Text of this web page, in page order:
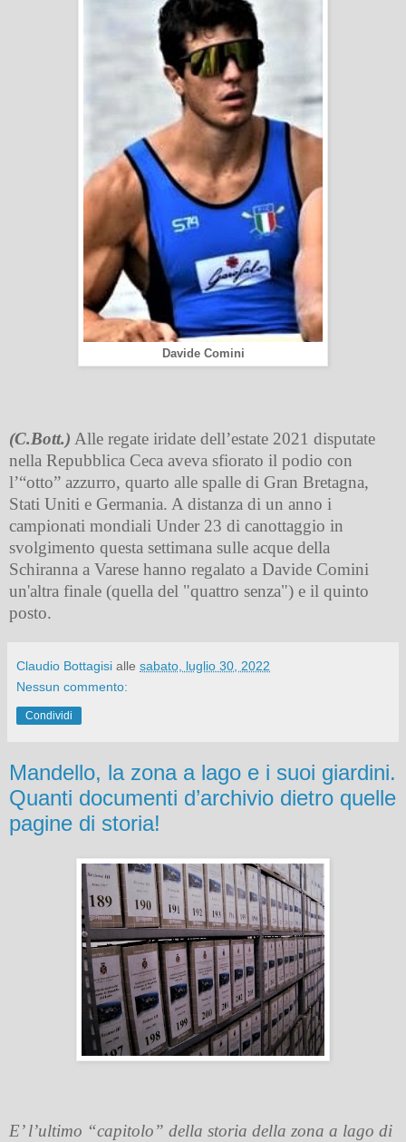
Davide Comini
(C.Bott.) Alle regate iridate dell’estate 2021 disputate
nella Repubblica Ceca aveva sfiorato il podio con
l’“otto” azzurro, quarto alle spalle di Gran Bretagna,
Stati Uniti e Germania. A distanza di un anno i
campionati mondiali Under 23 di canottaggio in
svolgimento questa settimana sulle acque della
Schiranna a Varese hanno regalato a Davide Comini
un'altra finale (quella del "quattro senza") e il quinto
posto.
Claudio Bottagisi alle sabato, luglio 30, 2022
Nessun commento:
Condividi
Mandello, la zona a lago e i suoi giardini.
Quanti documenti d’archivio dietro quelle
pagine di storia!
E’ l’ultimo “capitolo” della storia della zona a lago di